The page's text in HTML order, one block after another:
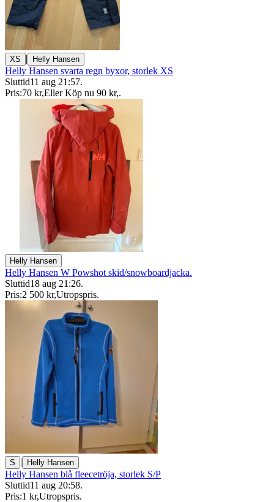
XS | Helly Hansen
Helly Hansen svarta regn byxor, storlek XS
Sluttid11 aug 21:57.
Pris:70 kr,Eller Köp nu 90 kr,.
Helly Hansen
Helly Hansen W Powshot skid/snowboardjacka.
Sluttid18 aug 21:26.
Pris:2 500 kr,Utropspris.
S | Helly Hansen
Helly Hansen blå fleecetröja, storlek S/P
Sluttid11 aug 20:58.
Pris:1 kr,Utropspris.